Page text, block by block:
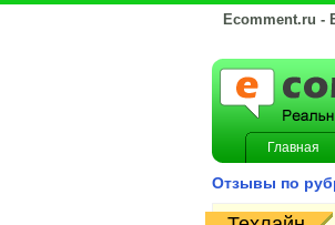
Ecomment.ru -
Главная
Отзывы по